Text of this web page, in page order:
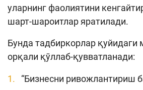
уларнинг фаолиятини
шарт-шароитлар яратилади.
Бунда тадбиркорлар қуйидаги
орқали қўллаб-қувватланади:
“Бизнесни ривожлантириш